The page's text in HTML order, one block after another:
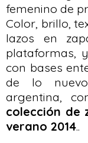
femenino de
Color, brillo,
lazos en
plataformas,
con bases
de lo
argentina,
colección de
verano 2014..